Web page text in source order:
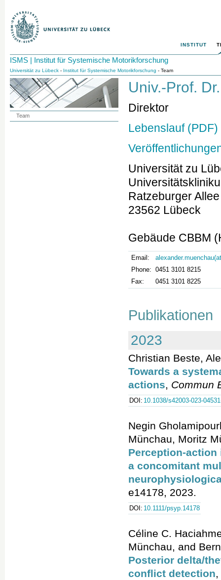
INSTITUT
ISMS | Institut für Systemische Motorikforschung
Universität zu Lübeck - Institut für Systemische Motorikforschung - Team
Univ.-Prof.
Direktor
Lebenslauf (PDF)
Universität zu
Ratzeburger
23562 Lübeck
Gebäude CBBM
Email:
Phone: 0451 3101 8215
Fax:
0451 3101 8225
Publikationen
2023
Christian Beste,
Towards a
actions, Commun
DOI: 10.1038/s42003-023-
Negin
Münchau, Moritz
Perception-
a concomitant
e14178, 2023.
DOI: 10.1111/psyp.14178
Céline C.
Münchau, and
Posterior delta/
conflict detection,
Team